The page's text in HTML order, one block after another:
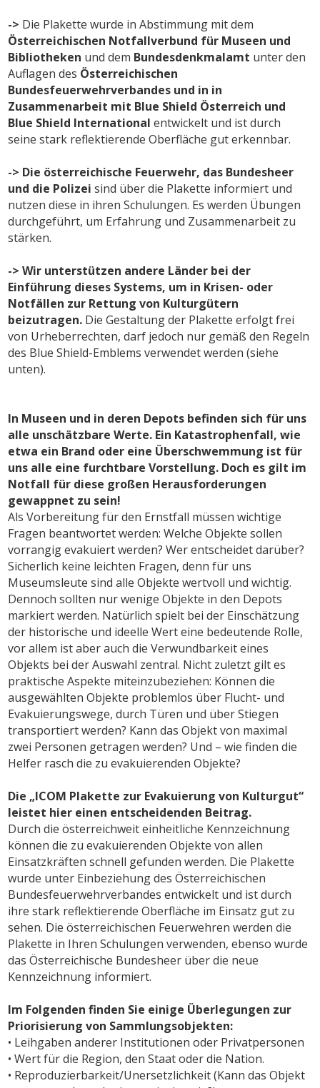
-> Die Plakette wurde in Abstimmung mit dem
Österreichischen Notfallverbund für Museen und
Bibliotheken und dem Bundesdenkmalamt unter den
Auflagen des Österreichischen
Bundesfeuerwehrverbandes und in in
Zusammenarbeit mit Blue Shield Österreich und
Blue Shield Internationalentwickelt und ist durch
seine stark reflektierende Oberfläche gut erkennbar.
-> Die österreichische Feuerwehr, das Bundesheer
und die Polizei sind über die Plakette informiert und
nutzen diese in ihren Schulungen. Es werden Übungen
durchgeführt, um Erfahrung und Zusammenarbeit zu
stärken.
-> Wir unterstützen andere Länder bei der
Einführung dieses Systems, um in Krisen- oder
Notfällen zur Rettung von Kulturgütern
beizutragen. Die Gestaltung der Plakette erfolgt frei
von Urheberrechten, darf jedoch nur gemäß den Regeln
des Blue Shield-Emblems verwendet werden (siehe
unten).
In Museen und in deren Depots befinden sich für uns
alle unschätzbare Werte. Ein Katastrophenfall, wie
etwa ein Brand oder eine Überschwemmung ist für
uns alle eine furchtbare Vorstellung. Doch es gilt im
Notfall für diese großen Herausforderungen
gewappnet zu sein!
Als Vorbereitung für den Ernstfall müssen wichtige
Fragen beantwortet werden: Welche Objekte sollen
vorrangig evakuiert werden? Wer entscheidet darüber?
Sicherlich keine leichten Fragen, denn für uns
Museumsleute sind alle Objekte wertvoll und wichtig.
Dennoch sollten nur wenige Objekte in den Depots
markiert werden. Natürlich spielt bei der Einschätzung
der historische und ideelle Wert eine bedeutende Rolle,
vor allem ist aber auch die Verwundbarkeit eines
Objekts bei der Auswahl zentral. Nicht zuletzt gilt es
praktische Aspekte miteinzubeziehen: Können die
ausgewählten Objekte problemlos über Flucht- und
Evakuierungswege, durch Türen und über Stiegen
transportiert werden? Kann das Objekt von maximal
zwei Personen getragen werden? Und – wie finden die
Helfer rasch die zu evakuierenden Objekte?
Die „ICOM Plakette zur Evakuierung von Kulturgut“
leistet hier einen entscheidenden Beitrag.
Durch die österreichweit einheitliche Kennzeichnung
können die zu evakuierenden Objekte von allen
Einsatzkräften schnell gefunden werden. Die Plakette
wurde unter Einbeziehung des Österreichischen
Bundesfeuerwehrverbandes entwickelt und ist durch
ihre stark reflektierende Oberfläche im Einsatz gut zu
sehen. Die österreichischen Feuerwehren werden die
Plakette in Ihren Schulungen verwenden, ebenso wurde
das Österreichische Bundesheer über die neue
Kennzeichnung informiert.
Im Folgenden finden Sie einige Überlegungen zur
Priorisierung von Sammlungsobjekten:
• Leihgaben anderer Institutionen oder Privatpersonen
• Wert für die Region, den Staat oder die Nation.
• Reproduzierbarkeit/Unersetzlichkeit (Kann das Objekt